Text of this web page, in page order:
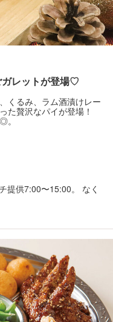
ガレットが登場♡
くるみ、ラム酒漬けレー
た贅沢なパイが登場！
。
提供7:00〜15:00。 なく